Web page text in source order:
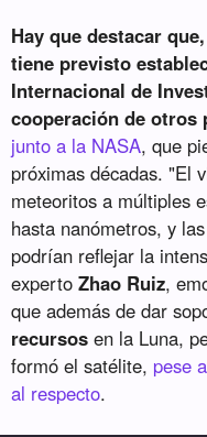
Hay que destacar
tiene previsto
Internacional de
cooperación de otros
junto a la NASA, que
próximas décadas. "El
meteoritos a múltiples
hasta nanómetros, y
podrían reflejar la
expertoZhao Ruiz,
que además de dar
recursos en la Luna,
formó el satélite, pese
al respecto.